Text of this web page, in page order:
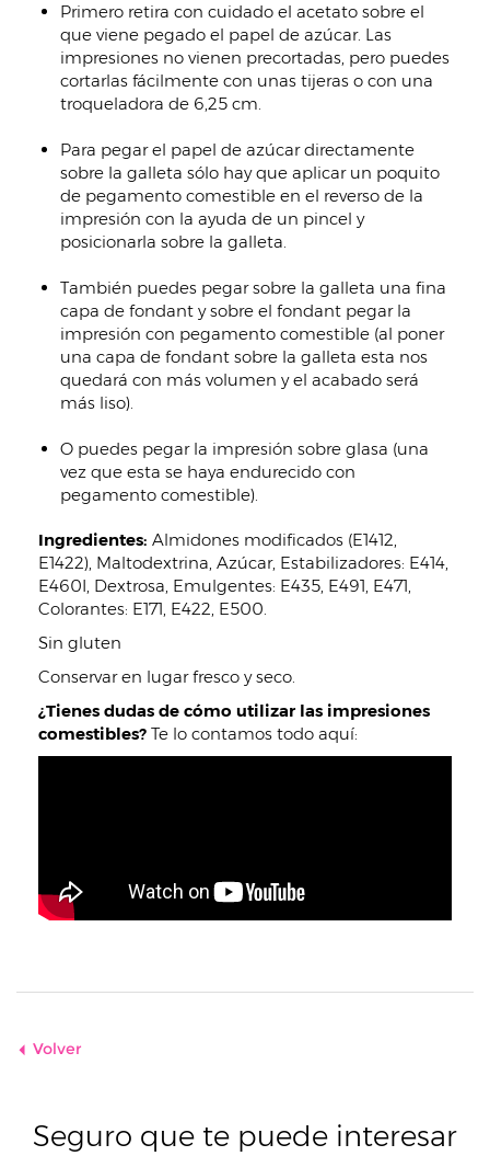
Primero retira con cuidado el acetato sobre el
que viene pegado el papel de azúcar. Las
impresiones no vienen precortadas, pero puedes
cortarlas fácilmente con unas tijeras o con una
troqueladora de 6,25 cm.
Para pegar el papel de azúcar directamente
sobre la galleta sólo hay que aplicar un poquito
de pegamento comestible en el reverso de la
impresión con la ayuda de un pincel y
posicionarla sobre la galleta.
También puedes pegar sobre la galleta una fina
capa de fondant y sobre el fondant pegar la
impresión con pegamento comestible (al poner
una capa de fondant sobre la galleta esta nos
quedará con más volumen y el acabado será
más liso).
O puedes pegar la impresión sobre glasa (una
vez que esta se haya endurecido con
pegamento comestible).
Ingredientes: Almidones modificados (E1412,
E1422), Maltodextrina, Azúcar, Estabilizadores: E414,
E460I, Dextrosa, Emulgentes: E435, E491, E471,
Colorantes: E171, E422, E500.
Sin gluten
Conservar en lugar fresco y seco.
¿Tienes dudas de cómo utilizar las impresiones
comestibles? Te lo contamos todo aquí:
Volver
Seguro que te puede interesar